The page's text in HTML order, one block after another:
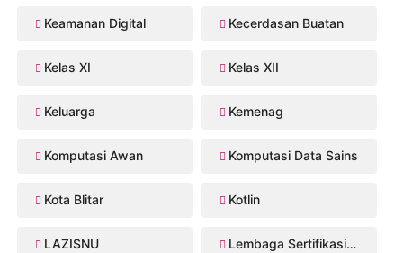
Keamanan Digital Kecerdasan Buatan
Kelas XI Kelas XII
Keluarga Kemenag
Komputasi Awan Komputasi Data Sains
Kota Blitar Kotlin
LAZISNU Lembaga Sertifikasi Profesi